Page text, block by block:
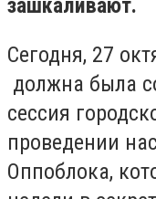
зашкаливают.
Сегодня, 27
должна была
сессия
проведении
Оппоблока,